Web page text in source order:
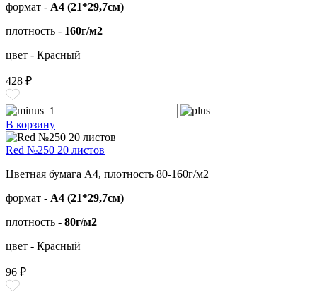
формат - А4 (21*29,7см)
плотность - 160г/м2
цвет - Красный
428 ₽
В корзину
Red №250 20 листов
Цветная бумага А4, плотность 80-160г/м2
формат - А4 (21*29,7см)
плотность - 80г/м2
цвет - Красный
96 ₽